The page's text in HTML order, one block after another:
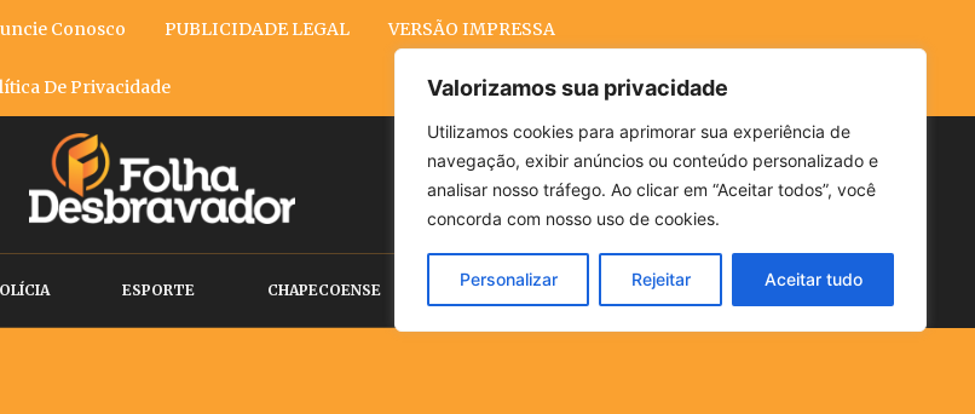
Valorizamos sua privacidade
Utilizamos cookies para aprimorar sua experiência de
navegação, exibir anúncios ou conteúdo personalizado e
analisar nosso tráfego. Ao clicar em “Aceitar todos”, você
concorda com nosso uso de cookies.
Personalizar Rejeitar Aceitar tudo
Conosco PUBLICIDADE LEGAL VERSÃO IMPRESSA
De Privacidade
Buscar
ESPORTE CHAPECOENSE POLÍTICA CLIMA ECONOMIA